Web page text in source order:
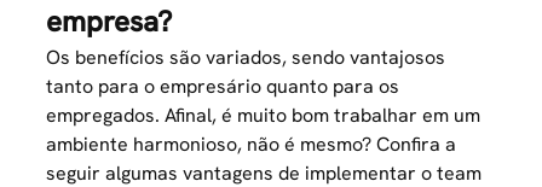
empresa?
Os benefícios são variados, sendo vantajosos
tanto para o empresário quanto para os
empregados. Afinal, é muito bom trabalhar em um
ambiente harmonioso, não é mesmo? Confira a
seguir algumas vantagens de implementar o team